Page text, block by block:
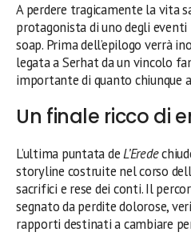
A perdere tragicamente la vita
protagonista di uno degli
soap. Prima dell’epilogo verrà
legata a Serhat da un vincolo
importante di quanto chiunque
Un finale ricco di
L’ultima puntata deL’Erede
storyline costruite nel corso
sacrifici e rese dei conti. Il
segnato da perdite dolorose,
rapporti destinati a cambiare